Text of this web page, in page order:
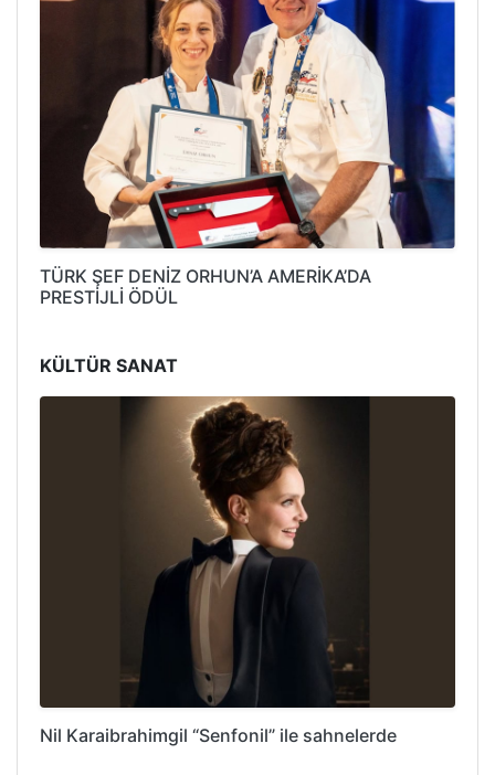
TÜRK ŞEF DENİZ ORHUN’A AMERİKA’DA
PRESTİJLİ ÖDÜL
KÜLTÜR SANAT
Nil Karaibrahimgil “Senfonil” ile sahnelerde